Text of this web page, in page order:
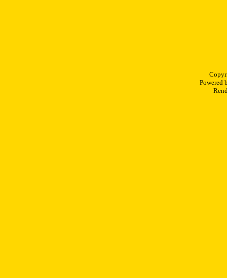
Powered